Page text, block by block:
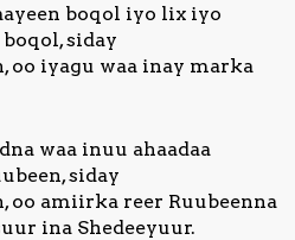
boqol iyo lix iyo
siday
iyagu waa inay marka
waa inuu ahaadaa
siday
amiirka reer Ruubeenna
ina Shedeeyuur.